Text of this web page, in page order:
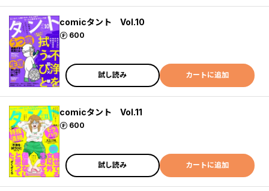
comicタント Vol.10
600
ポイント
試し読み カートに追加
comicタント Vol.11
600
ポイント
試し読み カートに追加